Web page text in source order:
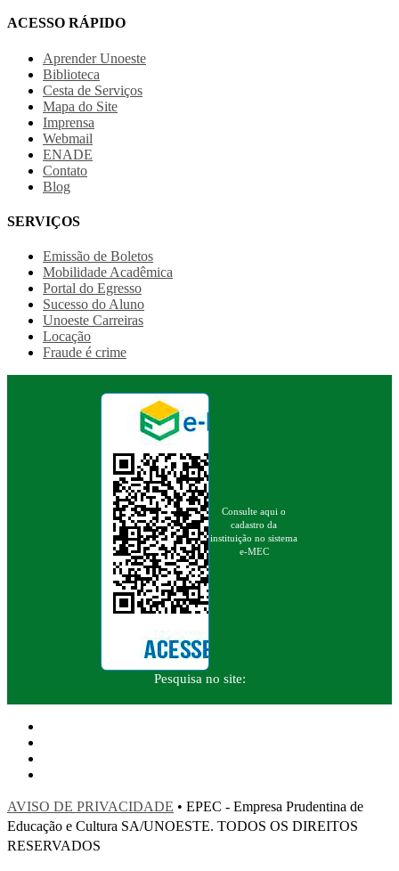
ACESSO RÁPIDO
Aprender Unoeste
Biblioteca
Cesta de Serviços
Mapa do Site
Imprensa
Webmail
ENADE
Contato
Blog
SERVIÇOS
Emissão de Boletos
Mobilidade Acadêmica
Portal do Egresso
Sucesso do Aluno
Unoeste Carreiras
Locação
Fraude é crime
Consulte aqui o
cadastro da
instituição no sistema
e-MEC
Pesquisa no site:
AVISO DE PRIVACIDADE • EPEC - Empresa Prudentina de
Educação e Cultura SA/UNOESTE. TODOS OS DIREITOS
RESERVADOS